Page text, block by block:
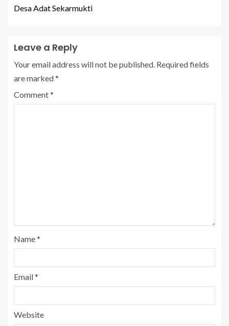
Desa Adat Sekarmukti
Leave a Reply
Your email address will not be published. Required fields
are marked*
Comment*
Name*
Email*
Website